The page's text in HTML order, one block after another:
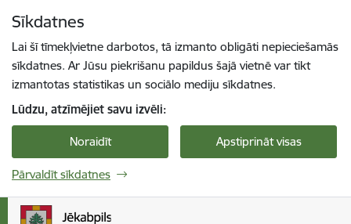
Sīkdatnes
Lai šī tīmekļvietne darbotos, tā izmanto obligāti nepieciešamās
sīkdatnes. Ar Jūsu piekrišanu papildus šajā vietnē var tikt
izmantotas statistikas un sociālo mediju sīkdatnes.
Lūdzu, atzīmējiet savu izvēli:
Noraidīt Apstiprināt visas
Pārvaldīt sīkdatnes